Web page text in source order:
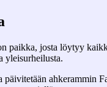
paikka, josta löytyy
yleisurheilusta.
päivitetään ahkerammin